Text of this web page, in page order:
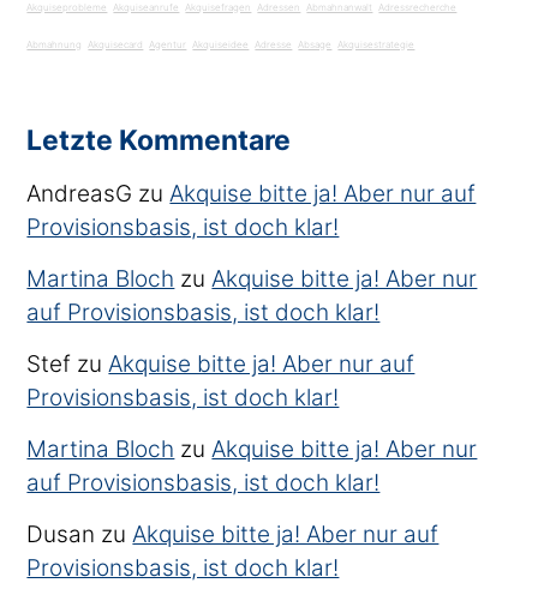
Akquiseprobleme Akquiseanrufe Akquisefragen Adressen Abmahnanwalt Adressrecherche
Abmahnung Akquisecard Agentur Akquiseidee Adresse Absage Akquisestrategie
Letzte Kommentare
AndreasG zuAkquise bitte ja! Aber nur auf
Provisionsbasis, ist doch klar!
Martina Bloch zuAkquise bitte ja! Aber nur
auf Provisionsbasis, ist doch klar!
Stef zuAkquise bitte ja! Aber nur auf
Provisionsbasis, ist doch klar!
Martina Bloch zuAkquise bitte ja! Aber nur
auf Provisionsbasis, ist doch klar!
Dusan zuAkquise bitte ja! Aber nur auf
Provisionsbasis, ist doch klar!